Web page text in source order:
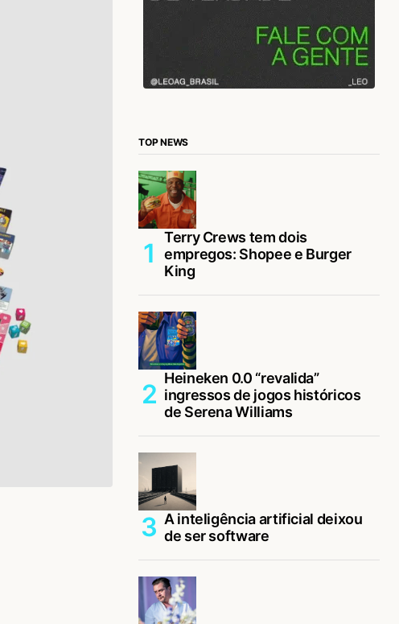
TOP NEWS
Terry Crews tem dois
empregos: Shopee e Burger
King
Heineken 0.0 “revalida”
ingressos de jogos históricos
de Serena Williams
A inteligência artificial deixou
de ser software